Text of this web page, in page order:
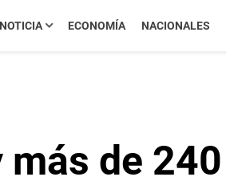
ECONOMÍA NACIONALES
más de